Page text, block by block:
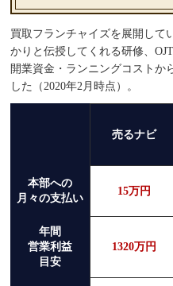
買取フランチャイズを展開して
かりと伝授してくれる研修、
開業資金・ランニングコストか
した（2020年2月時点）。
売るナビ
本部への
月々の支払い
15万円
年間
営業利益
目安
1320万円